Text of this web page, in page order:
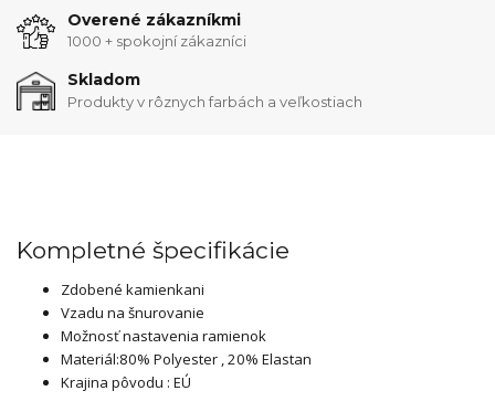
Overené zákazníkmi
1000 + spokojní zákazníci
Skladom
Produkty v rôznych farbách a veľkostiach
Kompletné špecifikácie
Zdobené kamienkani
Vzadu na šnurovanie
Možnosť nastavenia ramienok
Materiál:80% Polyester , 20% Elastan
Krajina pôvodu : EÚ